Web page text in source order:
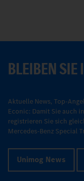
BLEIBEN
Aktuelle News, Top-
Econic: Damit Sie auch
registrieren Sie sich
Mercedes-Benz Special
Unimog News